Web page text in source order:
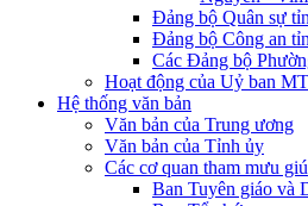
Đảng bộ Quân sự
Đảng bộ Công an
Các Đảng bộ
Hoạt động của Uỷ ban
Hệ thống văn bản
Văn bản của Trung ương
Văn bản của Tỉnh ủy
Các cơ quan tham mưu
Ban Tuyên giáo và